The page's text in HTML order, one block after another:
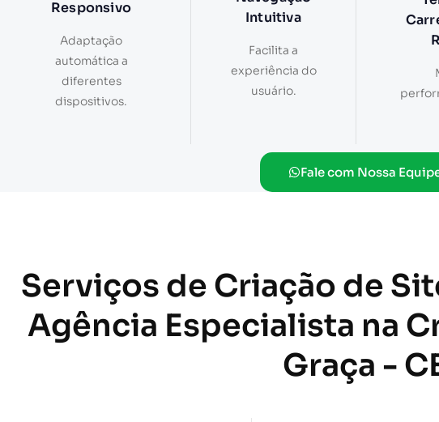
Responsivo
Adaptação
automática a
diferentes
dispositivos.
Intuitiva
Facilita a
experiência do
usuário.
Fale com Nossa
Serviços de Criação de
Agência Especialista na
Graça -